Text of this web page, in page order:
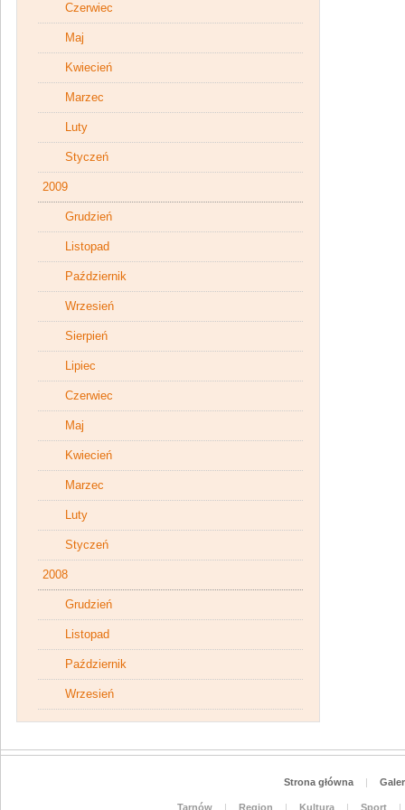
Czerwiec
Maj
Kwiecień
Marzec
Luty
Styczeń
2009
Grudzień
Listopad
Październik
Wrzesień
Sierpień
Lipiec
Czerwiec
Maj
Kwiecień
Marzec
Luty
Styczeń
2008
Grudzień
Listopad
Październik
Wrzesień
Strona główna |
Tarnów | Region | Kultura | Sport
|